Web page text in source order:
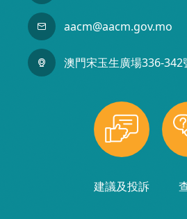
aacm@aacm.gov.mo
澳門宋玉生廣場336-
建議及投訴